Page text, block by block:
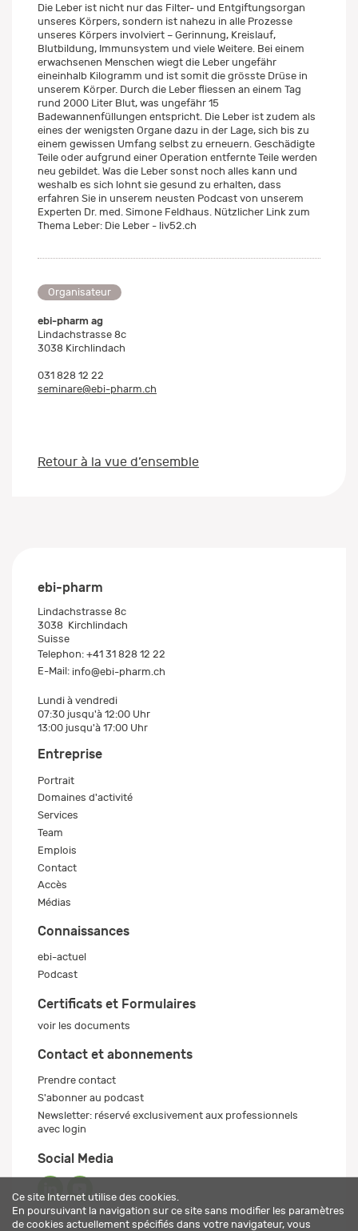
Die Leber ist nicht nur das Filter- und Entgiftungsorgan
unseres Körpers, sondern ist nahezu in alle Prozesse
unseres Körpers involviert – Gerinnung, Kreislauf,
Blutbildung, Immunsystem und viele Weitere. Bei einem
erwachsenen Menschen wiegt die Leber ungefähr
eineinhalb Kilogramm und ist somit die grösste Drüse in
unserem Körper. Durch die Leber fliessen an einem Tag
rund 2000 Liter Blut, was ungefähr 15
Badewannenfüllungen entspricht. Die Leber ist zudem als
eines der wenigsten Organe dazu in der Lage, sich bis zu
einem gewissen Umfang selbst zu erneuern. Geschädigte
Teile oder aufgrund einer Operation entfernte Teile werden
neu gebildet. Was die Leber sonst noch alles kann und
weshalb es sich lohnt sie gesund zu erhalten, dass
erfahren Sie in unserem neusten Podcast von unserem
Experten Dr. med. Simone Feldhaus. Nützlicher Link zum
Thema Leber: Die Leber - liv52.ch
Organisateur
ebi-pharm ag
Lindachstrasse 8c
3038 Kirchlindach
031 828 12 22
seminare@ebi-pharm.ch
Retour à la vue d’ensemble
ebi-pharm
Lindachstrasse 8c
3038 Kirchlindach
Suisse
Telephon: +41 31 828 12 22
E-Mail: info@ebi-pharm.ch
Lundi à vendredi
07:30 jusqu'à 12:00 Uhr
13:00 jusqu'à 17:00 Uhr
Entreprise
Portrait
Domaines d'activité
Services
Team
Emplois
Contact
Accès
Médias
Connaissances
ebi-actuel
Podcast
Certificats et Formulaires
voir les documents
Contact et abonnements
Prendre contact
S'abonner au podcast
Newsletter: réservé exclusivement aux professionnels
avec login
Social Media
Ce site Internet utilise des cookies.
En poursuivant la navigation sur ce site sans modifier les paramètres
de cookies actuellement spécifiés dans votre navigateur, vous